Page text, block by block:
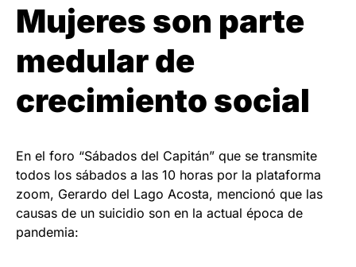
Mujeres son parte
medular de
crecimiento social
En el foro “Sábados del Capitán” que se transmite
todos los sábados a las 10 horas por la plataforma
zoom, Gerardo del Lago Acosta, mencionó que las
causas de un suicidio son en la actual época de
pandemia: